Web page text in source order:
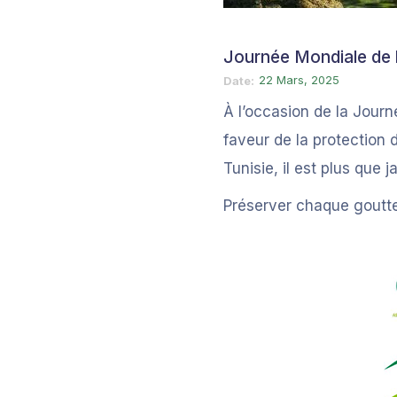
Journée Mondiale de
Date 22 Mars, 2025
À l’occasion de la
faveur de la protection
Tunisie, il est plus que
Préserver chaque